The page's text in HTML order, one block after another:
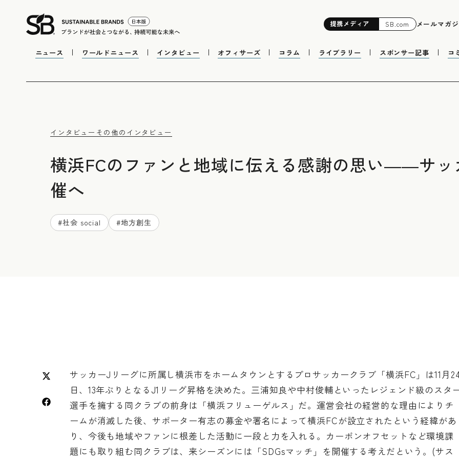
提携メディア SB.com メールマガ
ニュース ワールドニュース インタビュー オフィサーズ コラム ライブラリー スポンサー記事 コ
インタビュー その他のインタビュー
横浜FCのファンと地域に伝える感謝の思い――サッ
催へ
#社会 social #地方創生
サッカーJリーグに所属し横浜市をホームタウンとするプロサッカークラブ「横浜FC」は11月
日、13年ぶりとなるJ1リーグ昇格を決めた。三浦知良や中村俊輔といったレジェンド級のスタ
選手を擁する同クラブの前身は「横浜フリューゲルス」だ。運営会社の経営的な理由によりチ
ームが消滅した後、サポーター有志の募金や署名によって横浜FCが設立されたという経緯があ
り、今後も地域やファンに根差した活動に一段と力を入れる。カーボンオフセットなど環境課
題にも取り組む同クラブは、来シーズンには「SDGsマッチ」を開催する考えだという。(サス